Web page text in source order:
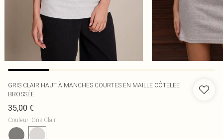
GRIS CLAIR HAUT À MANCHES COURTES EN MAILLE CÔTELÉE
BROSSÉE
35,00 €
Couleur: Gris Clair